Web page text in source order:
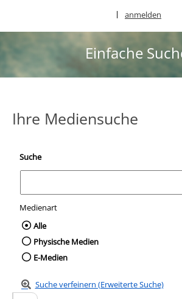
anmelden
Einfache
Ihre Mediensuche
Suche
Medienart
Wählen Sie die Medienart
Alle
Physische Medien
E-Medien
Suche verfeinern (Erweiterte Suche)